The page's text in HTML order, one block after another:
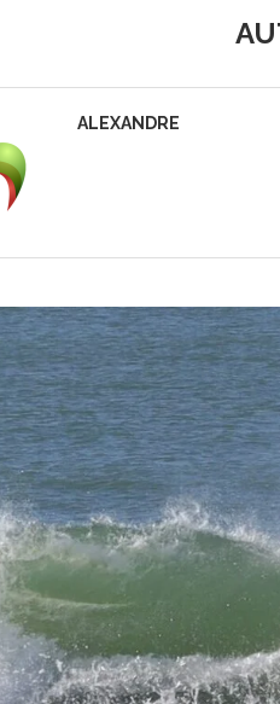
ALEXANDRE